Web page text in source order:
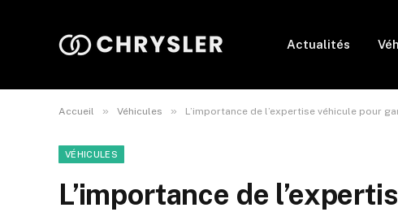
Actualités
Accueil » Véhicules » L’importance de l’expertise véhicule pour
VÉHICULES
L’importance de